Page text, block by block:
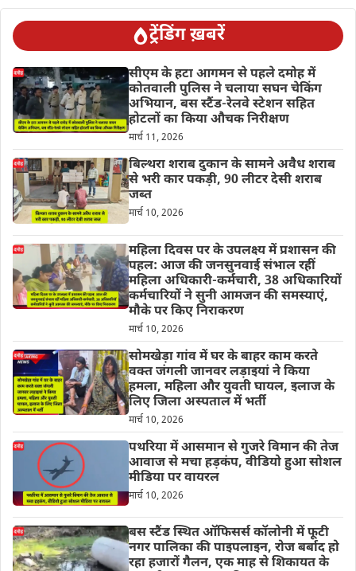
ट्रेंडिंग ख़बरें
सीएम के हटा आगमन से पहले दमोह में
कोतवाली पुलिस ने चलाया सघन चेकिंग
अभियान, बस स्टैंड-रेलवे स्टेशन सहित
होटलों का किया औचक निरीक्षण
मार्च 11, 2026
बिल्थरा शराब दुकान के सामने अवैध शराब
से भरी कार पकड़ी, 90 लीटर देसी शराब
जब्त
मार्च 10, 2026
महिला दिवस पर के उपलक्ष्य में प्रशासन की
पहल: आज की जनसुनवाई संभाल रहीं
महिला अधिकारी-कर्मचारी, 38 अधिकारियों
कर्मचारियों ने सुनी आमजन की समस्याएं,
मौके पर किए निराकरण
मार्च 10, 2026
सोमखेड़ा गांव में घर के बाहर काम करते
वक्त जंगली जानवर लड़ाइयां ने किया
हमला, महिला और युवती घायल, इलाज के
लिए जिला अस्पताल में भर्ती
मार्च 10, 2026
पथरिया में आसमान से गुजरे विमान की तेज
आवाज से मचा हड़कंप, वीडियो हुआ सोशल
मीडिया पर वायरल
मार्च 10, 2026
बस स्टैंड स्थित ऑफिसर्स कॉलोनी में फूटी
नगर पालिका की पाइपलाइन, रोज बर्बाद हो
रहा हजारों गैलन, एक माह से शिकायत के